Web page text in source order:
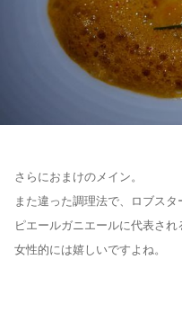
さらにおまけのメイン。
また違った調理法で、ロブスタ
ピエールガニエールに代表され
女性的には嬉しいですよね。